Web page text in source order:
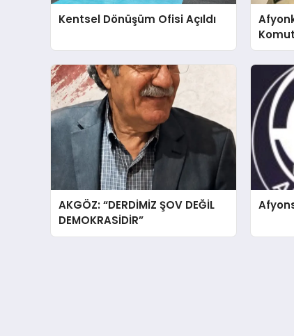
Kentsel Dönüşüm Ofisi Açıldı
AKGÖZ: “DERDİMİZ ŞOV DEĞİL
DEMOKRASİDİR”